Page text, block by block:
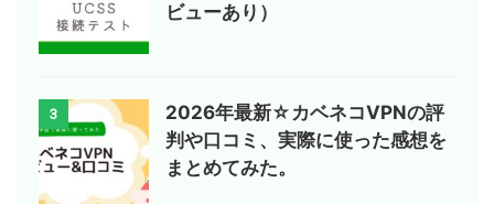
ビューあり）
3
2026年最新☆カベネコVPNの評
判や口コミ、実際に使った感想を
まとめてみた。